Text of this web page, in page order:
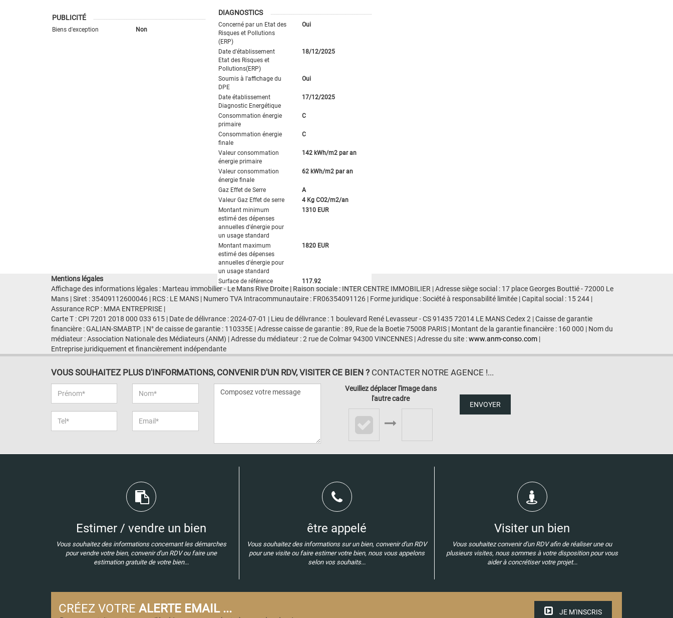
DIAGNOSTICS
Concerné par un Etat des
Risques et Pollutions
(ERP)
Oui
Date d'établissement
Etat des Risques et
Pollutions(ERP)
18/12/2025
Soumis à l'affichage du
DPE
Oui
Date établissement
Diagnostic Energétique
17/12/2025
Consommation énergie
primaire
C
Consommation énergie
finale
C
Valeur consommation
énergie primaire
142 kWh/m2 par an
Valeur consommation
énergie finale
62 kWh/m2 par an
Gaz Effet de Serre
A
Valeur Gaz Effet de serre
4 Kg CO2/m2/an
Montant minimum
estimé des dépenses
annuelles d'énergie pour
un usage standard
1310 EUR
Montant maximum
estimé des dépenses
annuelles d'énergie pour
un usage standard
1820 EUR
Surface de référence 117.92
PUBLICITÉ
Biens d'exception Non
Mentions légales
Affichage des informations légales : Marteau immobilier - Le Mans Rive Droite | Raison sociale : INTER CENTRE IMMOBILIER | Adresse siège social : 17 place Georges Bouttié - 72000 Le
Mans | Siret : 35409112600046 | RCS : LE MANS | Numero TVA Intracommunautaire : FR06354091126 | Forme juridique : Société à responsabilité limitée | Capital social : 15 244 |
Assurance RCP : MMA ENTREPRISE |
Carte T : CPI 7201 2018 000 033 615 | Date de délivrance : 2024-07-01 | Lieu de délivrance : 1 boulevard René Levasseur - CS 91435 72014 LE MANS Cedex 2 | Caisse de garantie
financière : GALIAN-SMABTP. | N° de caisse de garantie : 110335E | Adresse caisse de garantie : 89, Rue de la Boetie 75008 PARIS | Montant de la garantie financière : 160 000 | Nom du
médiateur : Association Nationale des Médiateurs (ANM) | Adresse du médiateur : 2 rue de Colmar 94300 VINCENNES | Adresse du site :www.anm-conso.com |
Entreprise juridiquement et financièrement indépendante
VOUS SOUHAITEZ PLUS D'INFORMATIONS, CONVENIR D'UN RDV, VISITER CE BIEN ? CONTACTER NOTRE AGENCE !...
Veuillez déplacer l'image dans
l'autre cadre
ENVOYER
Estimer / vendre un bien
Vous souhaitez des informations concernant les démarches
pour vendre votre bien, convenir d'un RDV ou faire une
estimation gratuite de votre bien...
être appelé
Vous souhaitez des informations sur un bien, convenir d'un RDV
pour une visite ou faire estimer votre bien, nous vous appelons
selon vos souhaits...
Visiter un bien
Vous souhaitez convenir d'un RDV afin de réaliser une ou
plusieurs visites, nous sommes à votre disposition pour vous
aider à concrétiser votre projet...
CRÉEZ VOTRE ALERTE EMAIL ... JE M'INSCRIS